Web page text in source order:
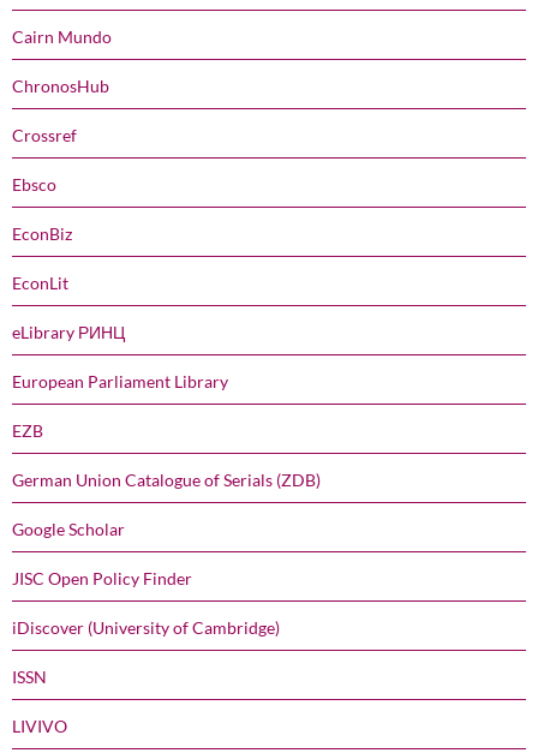
Cairn Mundo
ChronosHub
Crossref
Ebsco
EconBiz
EconLit
eLibrary РИНЦ
European Parliament Library
EZB
German Union Catalogue of Serials (ZDB)
Google Scholar
JISC Open Policy Finder
iDiscover (University of Cambridge)
ISSN
LIVIVO